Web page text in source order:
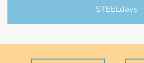
STEELdays